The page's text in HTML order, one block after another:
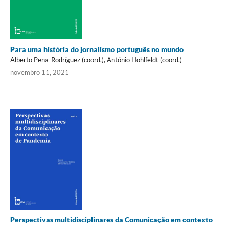
Para uma história do jornalismo português no mundo
Alberto Pena-Rodríguez (coord.), António Hohlfeldt (coord.)
novembro 11, 2021
Perspectivas multidisciplinares da Comunicação em contexto